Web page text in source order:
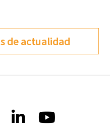
de actualidad